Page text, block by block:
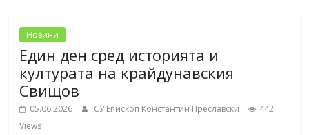
Новини
Един ден сред историята и
културата на крайдунавския
Свищов
05.06.2026 СУ Епископ Константин Преславски
442
Views